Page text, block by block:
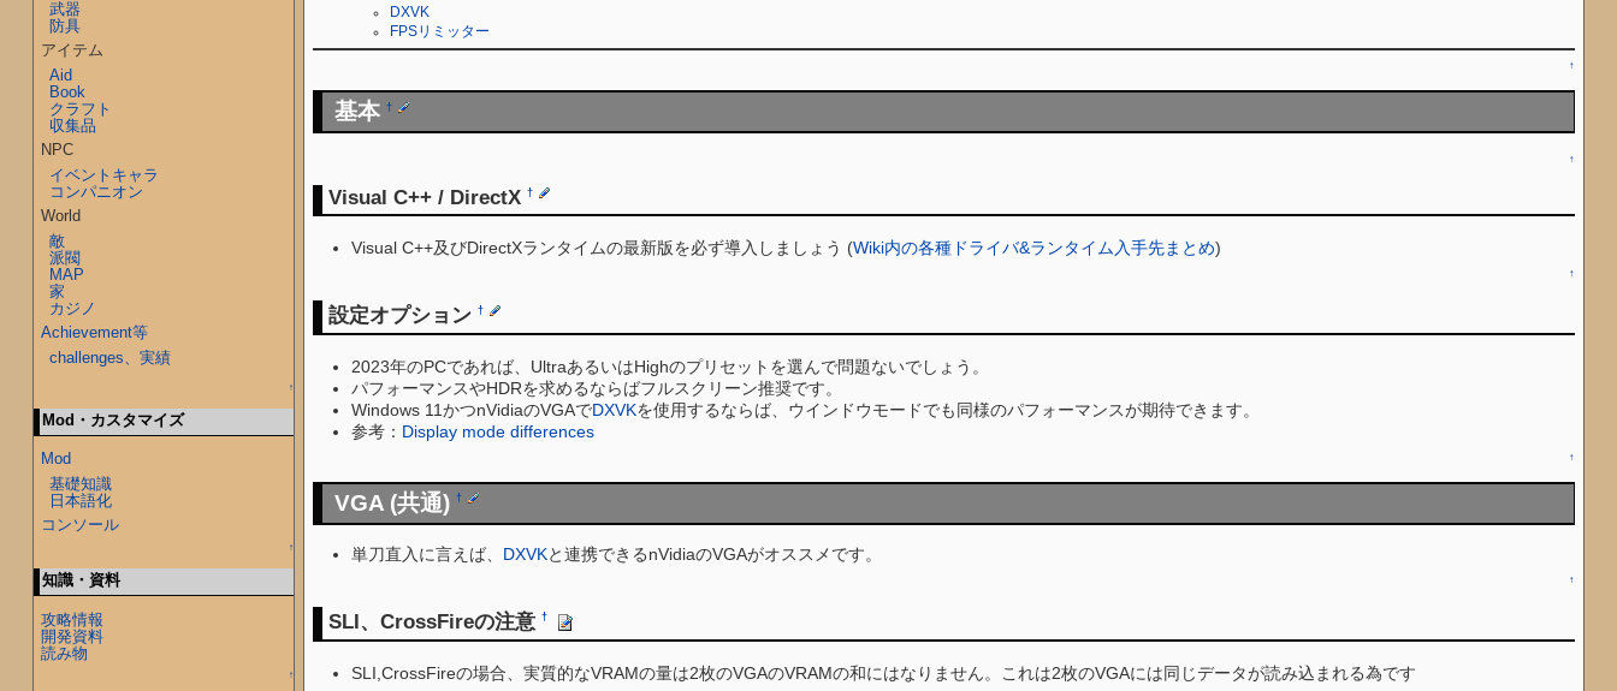
DXVK
FPSリミッター
↑
基本†
↑
Visual C++ / DirectX†
Visual C++及びDirectXランタイムの最新版を必ず導入しましょう (Wiki内の各種ドライバ&ランタイム入手先まとめ)
↑
設定オプション†
2023年のPCであれば、UltraあるいはHighのプリセットを選んで問題ないでしょう。
パフォーマンスやHDRを求めるならばフルスクリーン推奨です。
Windows 11かつnVidiaのVGAでDXVKを使用するならば、ウインドウモードでも同様のパフォーマンスが期待できます。
参考： Display mode differences
↑
VGA (共通)†
単刀直入に言えば、 DXVKと連携できるnVidiaのVGAがオススメです。
↑
SLI、CrossFireの注意†
SLI,CrossFireの場合、実質的なVRAMの量は2枚のVGAのVRAMの和にはなりません。これは2枚のVGAには同じデータが読み込まれる為です
武器
防具
アイテム
Aid
Book
クラフト
収集品
NPC
イベントキャラ
コンパニオン
World
敵
派閥
MAP
家
カジノ
Achievement等
challenges、実績
↑
Mod・カスタマイズ
Mod
基礎知識
日本語化
コンソール
↑
知識・資料
攻略情報
開発資料
読み物
↑